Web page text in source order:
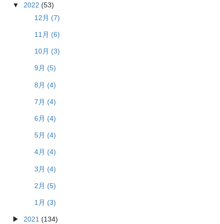
2022 (53)
12月 (7)
11月 (6)
10月 (3)
9月 (5)
8月 (4)
7月 (4)
6月 (4)
5月 (4)
4月 (4)
3月 (4)
2月 (5)
1月 (3)
2021 (134)